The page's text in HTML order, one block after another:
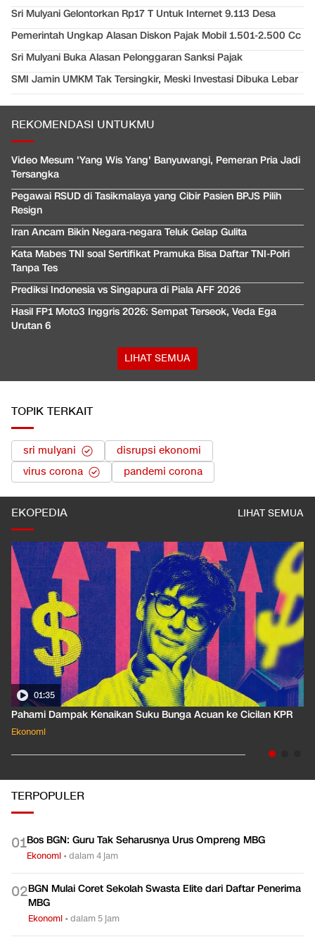
Sri Mulyani Gelontorkan Rp17 T Untuk Internet 9.113 Desa
Pemerintah Ungkap Alasan Diskon Pajak Mobil 1.501-2.500 Cc
Sri Mulyani Buka Alasan Pelonggaran Sanksi Pajak
SMI Jamin UMKM Tak Tersingkir, Meski Investasi Dibuka Lebar
REKOMENDASI UNTUKMU
Video Mesum 'Yang Wis Yang' Banyuwangi, Pemeran Pria Jadi
Tersangka
Pegawai RSUD di Tasikmalaya yang Cibir Pasien BPJS Pilih
Resign
Iran Ancam Bikin Negara-negara Teluk Gelap Gulita
Kata Mabes TNI soal Sertifikat Pramuka Bisa Daftar TNI-Polri
Tanpa Tes
Prediksi Indonesia vs Singapura di Piala AFF 2026
Hasil FP1 Moto3 Inggris 2026: Sempat Terseok, Veda Ega
Urutan 6
LIHAT SEMUA
TOPIK TERKAIT
sri mulyani
disrupsi ekonomi
virus corona
pandemi corona
EKOPEDIA LIHAT SEMUA
01:35
Pahami Dampak Kenaikan Suku Bunga Acuan ke Cicilan KPR
Ekonomi
TERPOPULER
01Bos BGN: Guru Tak Seharusnya Urus Ompreng MBG
Ekonomi •dalam 4 jam
02BGN Mulai Coret Sekolah Swasta Elite dari Daftar Penerima
MBG
Ekonomi •dalam 5 jam